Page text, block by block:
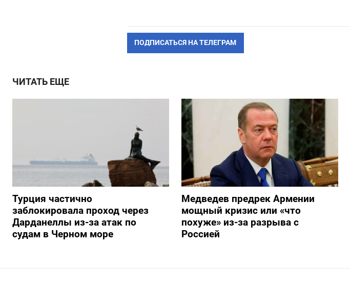
ПОДПИСАТЬСЯ НА ТЕЛЕГРАМ
ЧИТАТЬ ЕЩЕ
Турция частично
заблокировала проход через
Дарданеллы из-за атак по
судам в Черном море
Медведев предрек Армении
мощный кризис или «что
похуже» из-за разрыва с
Россией